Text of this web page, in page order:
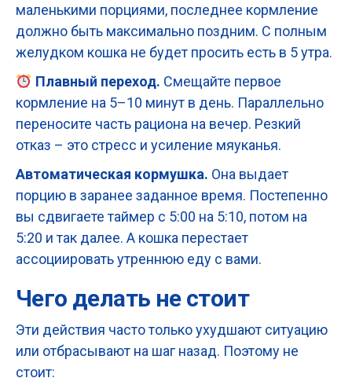
маленькими порциями, последнее кормление
должно быть максимально поздним. С полным
желудком кошка не будет просить есть в 5 утра.
Плавный переход. Смещайте первое
кормление на 5–10 минут в день. Параллельно
переносите часть рациона на вечер. Резкий
отказ – это стресс и усиление мяуканья.
Автоматическая кормушка. Она выдает
порцию в заранее заданное время. Постепенно
вы сдвигаете таймер с 5:00 на 5:10, потом на
5:20 и так далее. А кошка перестает
ассоциировать утреннюю еду с вами.
Чего делать не стоит
Эти действия часто только ухудшают ситуацию
или отбрасывают на шаг назад. Поэтому не
стоит: